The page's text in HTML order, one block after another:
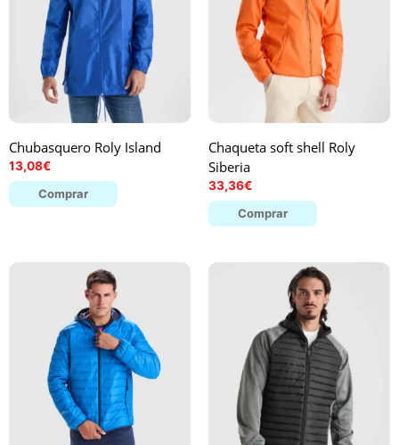
Chubasquero Roly Island
13,08€
Comprar
Chaqueta soft shell Roly
Siberia
33,36€
Comprar